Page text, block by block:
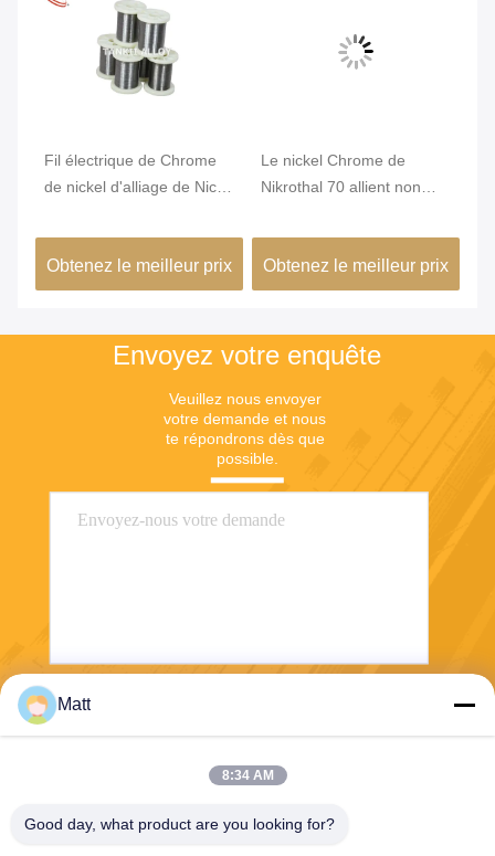
Fil électrique de Chrome
de nickel d'alliage de Nicr
6j22
Obtenez le meilleur prix
Le nickel Chrome de
Nikrothal 70 allient non
Obtenez le meilleur prix
Envoyez votre enquête
Veuillez nous envoyer
votre demande et nous
te répondrons dès que
possible.
Matt
8:34 AM
Good day, what product are you looking for?